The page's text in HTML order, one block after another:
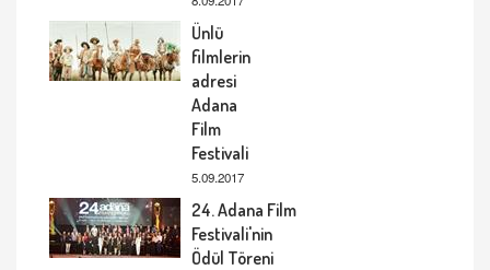
Ünlü
filmlerin
adresi
Adana
Film
Festivali
5.09.2017
24. Adana Film
Festivali'nin
Ödül Töreni